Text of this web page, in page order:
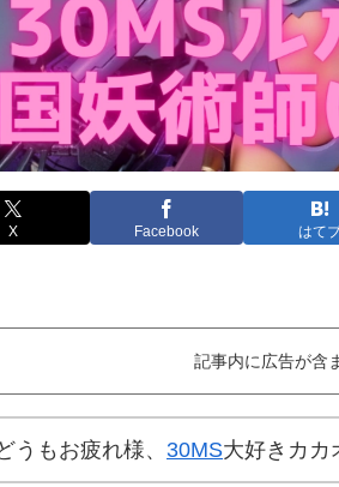
X Facebook はて
記事内に広告が含
うもお疲れ様、 30MS大好きカカ